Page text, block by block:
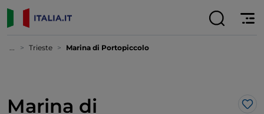
... Trieste Marina di Portopiccolo
Marina di